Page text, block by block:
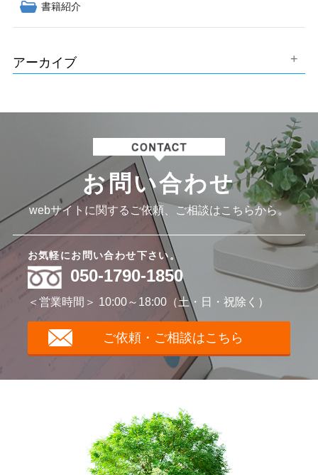
書籍紹介
アーカイブ
お問い合わせ
webサイトに関するご依頼、ご相談はこちらから。
お気軽にお問い合わせ下さい。
050-1790-1850
＜営業時間＞ 10:00～18:00（土・日・祝除く）
ご依頼・ご相談はこちら